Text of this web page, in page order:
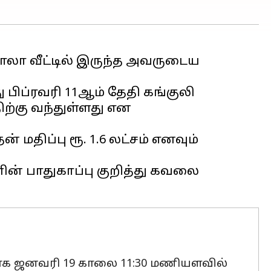
வீட்டில் இருந்த அவருடைய
11ஆம் தேதி கங்குலி
வந்துள்ளது என
ரூ. 1.6 லட்சம் எனவும்
குறித்து கவலை
ஜனவரி 19 காலை 11:30 மணியளவில்